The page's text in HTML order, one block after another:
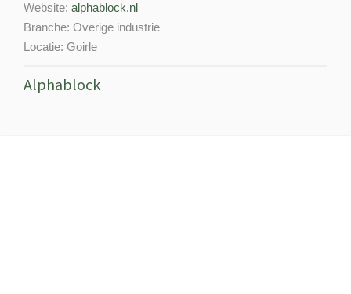
Website: alphablock.nl
Branche: Overige industrie
Locatie: Goirle
Alphablock